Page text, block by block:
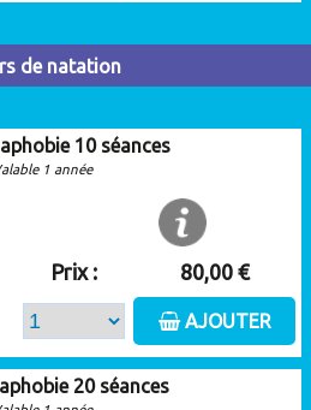
de natation
10 séances
1 année
Prix : 80,00 €
AJOUTER
20 séances